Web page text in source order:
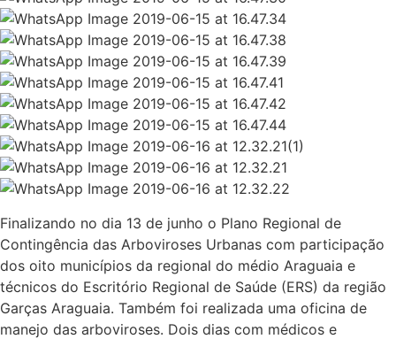
Finalizando no dia 13 de junho o Plano Regional de
Contingência das Arboviroses Urbanas com participação
dos oito municípios da regional do médio Araguaia e
técnicos do Escritório Regional de Saúde (ERS) da região
Garças Araguaia. Também foi realizada uma oficina de
manejo das arboviroses. Dois dias com médicos e